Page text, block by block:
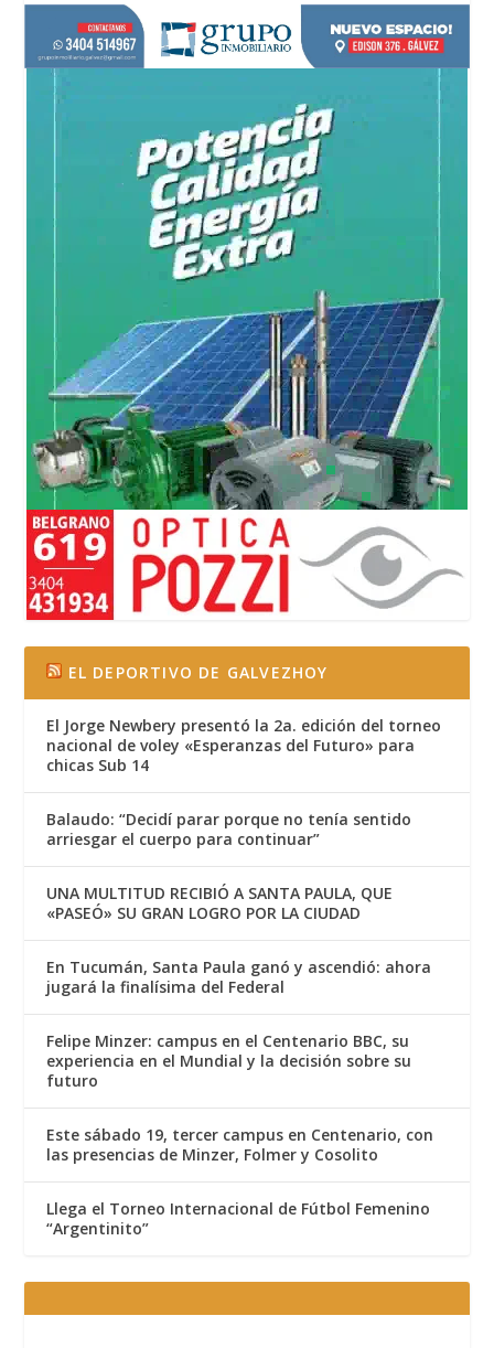
EL DEPORTIVO DE GALVEZHOY
El Jorge Newbery presentó la 2a. edición del torneo
nacional de voley «Esperanzas del Futuro» para
chicas Sub 14
Balaudo: “Decidí parar porque no tenía sentido
arriesgar el cuerpo para continuar”
UNA MULTITUD RECIBIÓ A SANTA PAULA, QUE
«PASEÓ» SU GRAN LOGRO POR LA CIUDAD
En Tucumán, Santa Paula ganó y ascendió: ahora
jugará la finalísima del Federal
Felipe Minzer: campus en el Centenario BBC, su
experiencia en el Mundial y la decisión sobre su
futuro
Este sábado 19, tercer campus en Centenario, con
las presencias de Minzer, Folmer y Cosolito
Llega el Torneo Internacional de Fútbol Femenino
“Argentinito”